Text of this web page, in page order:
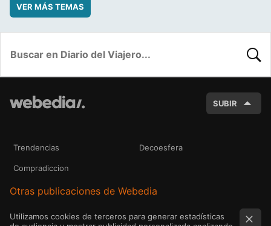
VER MÁS TEMAS
SUBIR
Trendencias Decoesfera
Compradiccion
Otras publicaciones de Webedia
Utilizamos cookies de terceros para generar estadísticas